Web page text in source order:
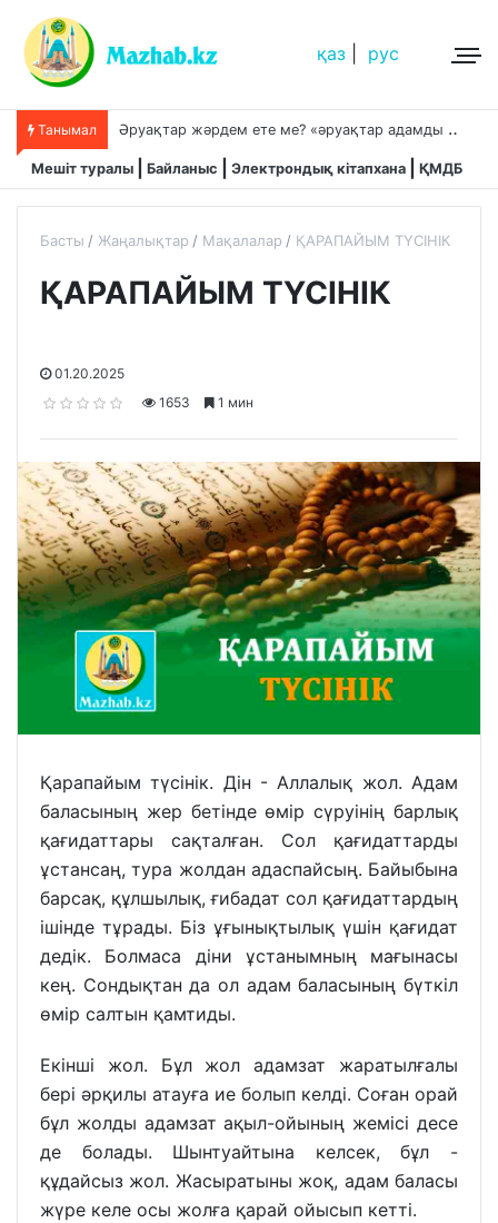
қаз рус
Танымал Ә
руақтар жәрдем ете ме? «әруақтар адамды қорғап жүреді»,-дейді сол рас па?
Мешіт туралы Байланыс Электрондық кітапхана ҚМДБ
Басты Жаңалықтар Мақалалар ҚАРАПАЙЫМ ТҮСІНІК
ҚАРАПАЙЫМ ТҮСІНІК
01.20.2025
1653
1 мин
Қарапайым түсінік. Дін - Аллалық жол. Адам
баласының жер бетінде өмір сүруінің барлық
қағидаттары сақталған. Сол қағидаттарды
ұстансаң, тура жолдан адаспайсың. Байыбына
барсақ, құлшылық, ғибадат сол қағидаттардың
ішінде тұрады. Біз ұғынықтылық үшін қағидат
дедік. Болмаса діни ұстанымның мағынасы
кең. Сондықтан да ол адам баласының бүткіл
өмір салтын қамтиды.
Екінші жол. Бұл жол адамзат жаратылғалы
бері әрқилы атауға ие болып келді. Соған орай
бұл жолды адамзат ақыл-ойының жемісі десе
де болады. Шынтуайтына келсек, бұл -
құдайсыз жол. Жасыратыны жоқ, адам баласы
жүре келе осы жолға қарай ойысып кетті.